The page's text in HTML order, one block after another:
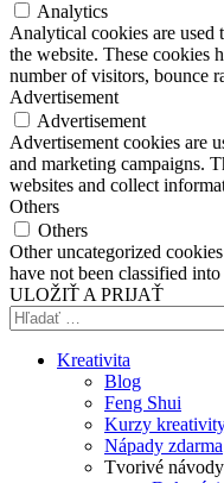
Analytics
Analytical cookies are used
the website. These cookies
number of visitors, bounce
Advertisement
Advertisement
Advertisement cookies are
and marketing campaigns.
websites and collect
Others
Others
Other uncategorized
have not been classified
ULOŽIŤ A PRIJAŤ
Kreativita
Blog
Feng Shui
Kurzy
Nápady zdarma
Tvorivé návody